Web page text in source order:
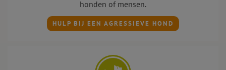
honden of mensen.
HULP BIJ EEN AGRESSIEVE HOND